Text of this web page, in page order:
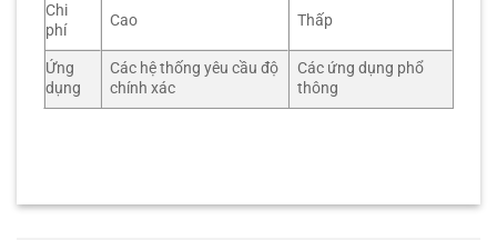
Chi
phí
Cao Thấp
Ứng
dụng
Các hệ thống yêu cầu độ
chính xác
Các ứng dụng phổ
thông